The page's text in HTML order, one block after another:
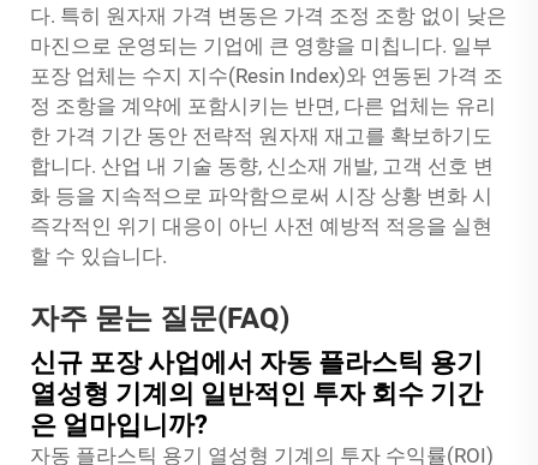
다. 특히 원자재 가격 변동은 가격 조정 조항 없이 낮은
마진으로 운영되는 기업에 큰 영향을 미칩니다. 일부
포장 업체는 수지 지수(Resin Index)와 연동된 가격 조
정 조항을 계약에 포함시키는 반면, 다른 업체는 유리
한 가격 기간 동안 전략적 원자재 재고를 확보하기도
합니다. 산업 내 기술 동향, 신소재 개발, 고객 선호 변
화 등을 지속적으로 파악함으로써 시장 상황 변화 시
즉각적인 위기 대응이 아닌 사전 예방적 적응을 실현
할 수 있습니다.
자주 묻는 질문(FAQ)
신규 포장 사업에서 자동 플라스틱 용기
열성형 기계의 일반적인 투자 회수 기간
은 얼마입니까?
자동 플라스틱 용기 열성형 기계의 투자 수익률(ROI)